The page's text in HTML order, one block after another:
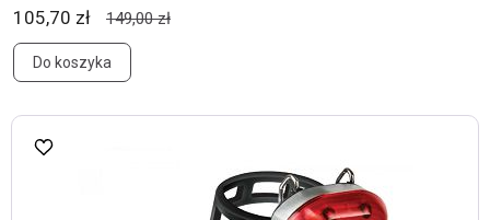
105,70 zł 149,00 zł
Do koszyka